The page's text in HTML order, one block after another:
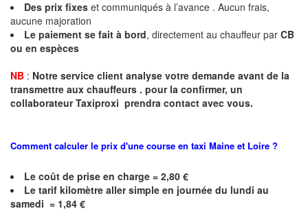
Des prix fixes et communiqués à l’avance . Aucun frais,
aucune majoration
Le paiement se fait à bord, directement au chauffeur par CB
ou en espèces
NB : Notre service client analyse votre demande avant de la
transmettre aux chauffeurs . pour la confirmer, un
collaborateur Taxiproxi prendra contact avec vous.
Comment calculer le prix d'une course en taxi Maine et Loire ?
Le coût de prise en charge = 2,80 €
Le tarif kilomètre aller simple en journée du lundi au
samedi = 1,84 €